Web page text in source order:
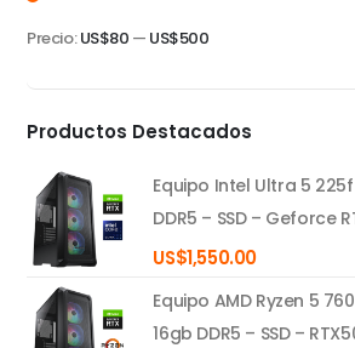
mínimo
máximo
Precio:US$80 — US$500
Productos Destacados
Equipo Intel Ultra 5
DDR5 – SSD – Geforce
US$1,550.00
Equipo AMD Ryzen 5
16gb DDR5 – SSD –